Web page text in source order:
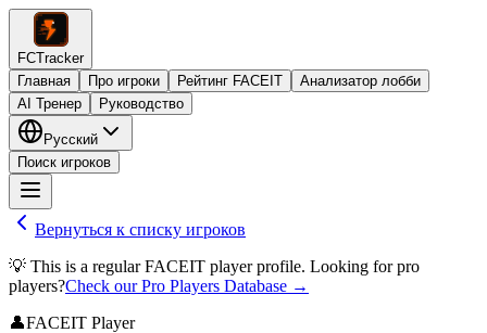
FCTracker
Главная
Про игроки Рейтинг FACEIT
Анализатор лобби
AI Тренер
Руководство
Русский
Поиск игроков
Вернуться к списку игроков
💡 This is a regular FACEIT player profile. Looking for pro
players?Check our Pro Players Database →
👤FACEIT Player